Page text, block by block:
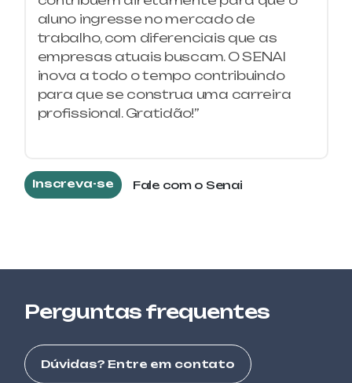
AUTOMAÇÃO DE SISTEMAS
ELETROPNEUMÁTICOS
PETROQUÍMICA E QUÍMICA
AUXILIAR DE LABORATÓRIO DE
MICROBIOLOGIA
SEGURANÇA DO TRABALHO
ALIMENTOS E BEBIDAS
CONFEITARIA AVANÇADA
ALIMENTOS E BEBIDAS
aluno ingresse no mercado de
trabalho, com diferenciais que as
empresas atuais buscam. O SENAI
inova a todo o tempo contribuindo
para que se construa uma carreira
profissional. Gratidão!”
Inscreva-se Fale com o Senai
Perguntas frequentes
Dúvidas? Entre em contato